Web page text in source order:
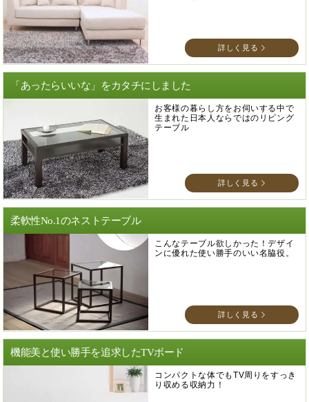
詳しく見る
「あったらいいな」をカタチにしました
お客様の暮らし方をお伺いする中で
生まれた日本人ならではのリビング
テーブル
詳しく見る
柔軟性No.1のネストテーブル
こんなテーブル欲しかった！デザイ
ンに優れた使い勝手のいい名脇役。
詳しく見る
機能美と使い勝手を追求したTVボード
コンパクトな体でもTV周りをすっき
り収める収納力！